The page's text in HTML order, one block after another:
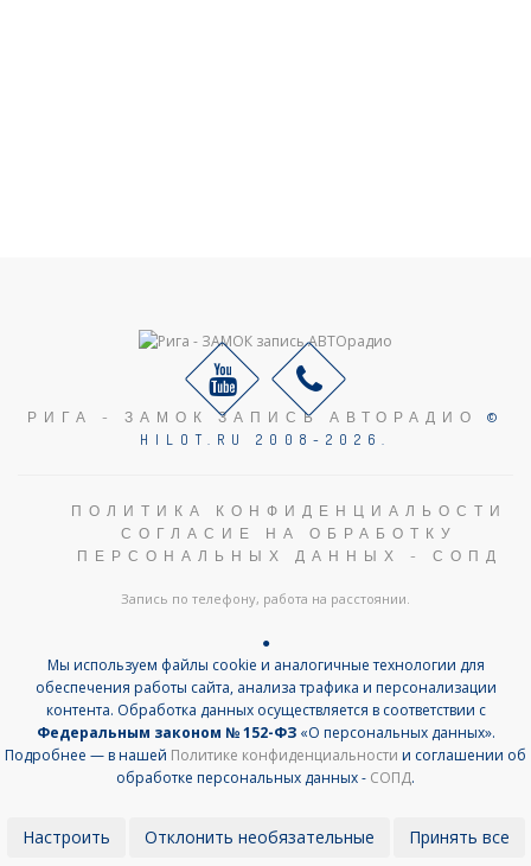
РИГА - ЗАМОК ЗАПИСЬ АВТОРАДИО
©
HILOT.RU 2008-2026.
ПОЛИТИКА КОНФИДЕНЦИАЛЬОСТИ
СОГЛАСИЕ НА ОБРАБОТКУ
ПЕРСОНАЛЬНЫХ ДАННЫХ - СОПД
Запись по телефону, работа на расстоянии.
●
Мы используем файлы cookie и аналогичные технологии для
обеспечения работы сайта, анализа трафика и персонализации
контента. Обработка данных осуществляется в соответствии с
Федеральным законом № 152-ФЗ«О персональных данных».
Подробнее — в нашей Политике конфиденциальности и соглашении об
обработке персональных данных - СОПД.
Настроить Отклонить необязательные Принять все